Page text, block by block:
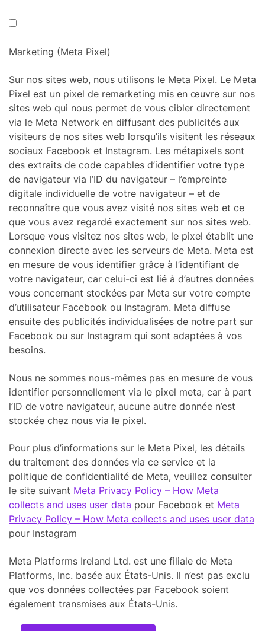
Marketing (Meta Pixel)
Sur nos sites web, nous utilisons le Meta Pixel. Le Meta
Pixel est un pixel de remarketing mis en œuvre sur nos
sites web qui nous permet de vous cibler directement
via le Meta Network en diffusant des publicités aux
visiteurs de nos sites web lorsqu’ils visitent les réseaux
sociaux Facebook et Instagram. Les métapixels sont
des extraits de code capables d’identifier votre type
de navigateur via l’ID du navigateur – l’empreinte
digitale individuelle de votre navigateur – et de
reconnaître que vous avez visité nos sites web et ce
que vous avez regardé exactement sur nos sites web.
Lorsque vous visitez nos sites web, le pixel établit une
connexion directe avec les serveurs de Meta. Meta est
en mesure de vous identifier grâce à l’identifiant de
votre navigateur, car celui-ci est lié à d’autres données
vous concernant stockées par Meta sur votre compte
d’utilisateur Facebook ou Instagram. Meta diffuse
ensuite des publicités individualisées de notre part sur
Facebook ou sur Instagram qui sont adaptées à vos
besoins.
Nous ne sommes nous-mêmes pas en mesure de vous
identifier personnellement via le pixel meta, car à part
l’ID de votre navigateur, aucune autre donnée n’est
stockée chez nous via le pixel.
Pour plus d’informations sur le Meta Pixel, les détails
du traitement des données via ce service et la
politique de confidentialité de Meta, veuillez consulter
le site suivant Meta Privacy Policy – How Meta
collects and uses user data pour Facebook et Meta
Privacy Policy – How Meta collects and uses user data
pour Instagram
Meta Platforms Ireland Ltd. est une filiale de Meta
Platforms, Inc. basée aux États-Unis. Il n’est pas exclu
que vos données collectées par Facebook soient
également transmises aux États-Unis.